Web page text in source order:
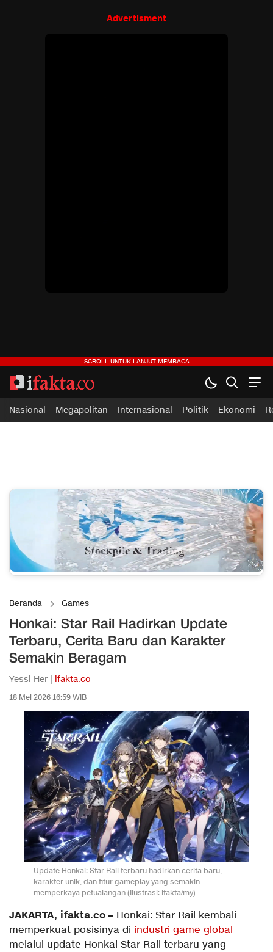
Advertisment
Nasional Megapolitan Internasional Politik Ekonomi
Beranda Games
Honkai: Star Rail Hadirkan Update
Terbaru, Cerita Baru dan Karakter
Semakin Beragam
Yessi Her | ifakta.co
18 Mei 2026 16:59 WIB
Update Honkai: Star Rail terbaru hadirkan cerita baru,
karakter unik, dan fitur gameplay yang semakin
memperkaya petualangan.(Ilustrasi: ifakta/my)
JAKARTA, ifakta.co – Honkai: Star Rail kembali
memperkuat posisinya di industri game global
melalui update Honkai Star Rail terbaru yang